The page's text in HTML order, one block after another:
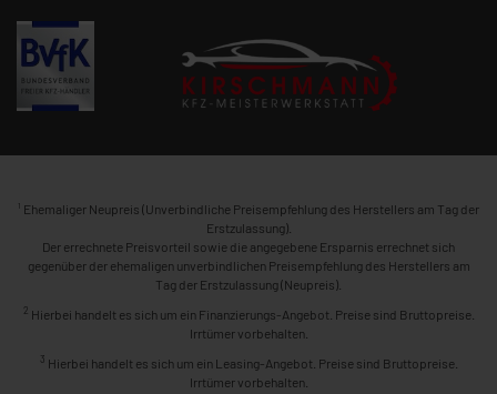
1 Ehemaliger Neupreis (Unverbindliche Preisempfehlung des Herstellers am Tag der
Erstzulassung).
Der errechnete Preisvorteil sowie die angegebene Ersparnis errechnet sich
gegenüber der ehemaligen unverbindlichen Preisempfehlung des Herstellers am
Tag der Erstzulassung (Neupreis).
2 Hierbei handelt es sich um ein Finanzierungs-Angebot. Preise sind Bruttopreise.
Irrtümer vorbehalten.
3 Hierbei handelt es sich um ein Leasing-Angebot. Preise sind Bruttopreise.
Irrtümer vorbehalten.